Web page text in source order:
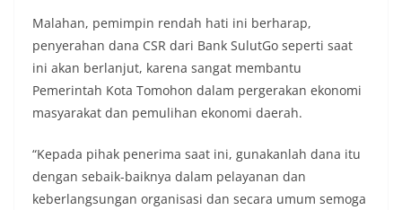
Malahan, pemimpin rendah hati ini berharap,
penyerahan dana CSR dari Bank SulutGo seperti saat
ini akan berlanjut, karena sangat membantu
Pemerintah Kota Tomohon dalam pergerakan ekonomi
masyarakat dan pemulihan ekonomi daerah.
“Kepada pihak penerima saat ini, gunakanlah dana itu
dengan sebaik-baiknya dalam pelayanan dan
keberlangsungan organisasi dan secara umum semoga